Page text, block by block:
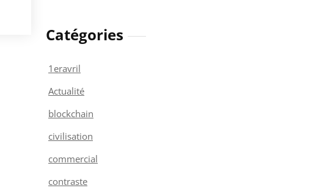
Catégories
1eravril
Actualité
blockchain
civilisation
commercial
contraste